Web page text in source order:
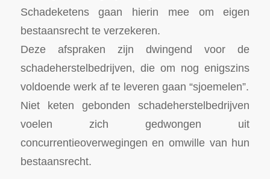
Schadeketens gaan hierin mee om eigen
bestaansrecht te verzekeren.
Deze afspraken zijn dwingend voor de
schadeherstelbedrijven, die om nog enigszins
voldoende werk af te leveren gaan “sjoemelen”.
Niet keten gebonden schadeherstelbedrijven
voelen zich gedwongen uit
concurrentieoverwegingen en omwille van hun
bestaansrecht.